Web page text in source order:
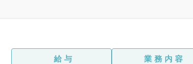
給与 業務内容